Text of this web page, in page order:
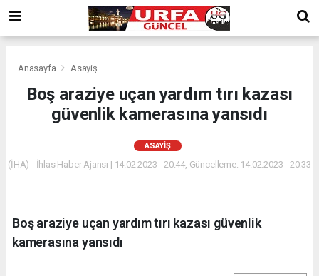
Anasayfa Asayiş
Boş araziye uçan yardım tırı kazası
güvenlik kamerasına yansıdı
ASAYIŞ
(İHA) - İhlas Haber Ajansı | 14.02.2023 - 20:44, Güncelleme: 14.02.2023 - 20:33
Boş araziye uçan yardım tırı kazası güvenlik
kamerasına yansıdı